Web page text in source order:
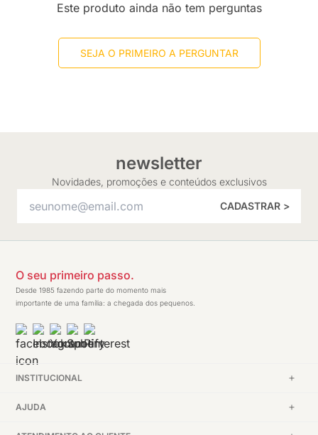
Este produto ainda não tem perguntas
SEJA O PRIMEIRO A PERGUNTAR
newsletter
Novidades, promoções e conteúdos exclusivos
CADASTRAR >
O seu primeiro passo.
Desde 1985 fazendo parte do momento mais
importante de uma família: a chegada dos pequenos.
INSTITUCIONAL
AJUDA